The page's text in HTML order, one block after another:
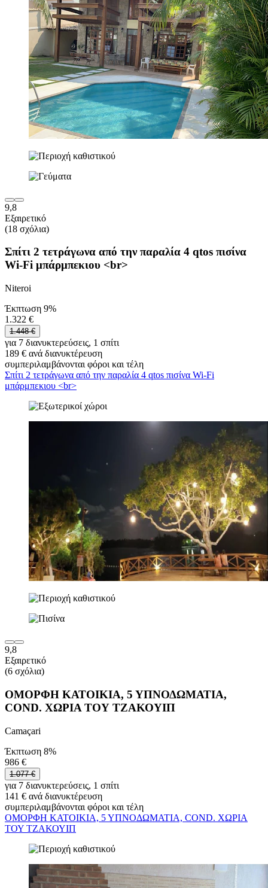
9,8
Εξαιρετικό
(18 σχόλια)
Σπίτι 2 τετράγωνα από την παραλία 4 qtos πισίνα
Wi-Fi μπάρμπεκιου <br>
Niteroi
Έκπτωση 9%
1.322 €
1.448 €
για 7 διανυκτερεύσεις, 1 σπίτι
189 € ανά διανυκτέρευση
συμπεριλαμβάνονται φόροι και τέλη
Σπίτι 2 τετράγωνα από την παραλία 4 qtos πισίνα Wi-Fi
μπάρμπεκιου <br>
9,8
Εξαιρετικό
(6 σχόλια)
ΟΜΟΡΦΗ ΚΑΤΟΙΚΙΑ, 5 ΥΠΝΟΔΩΜΑΤΙΑ,
COND. ΧΩΡΙΑ ΤΟΥ ΤΖΑΚΟΥΙΠ
Camaçari
Έκπτωση 8%
986 €
1.077 €
για 7 διανυκτερεύσεις, 1 σπίτι
141 € ανά διανυκτέρευση
συμπεριλαμβάνονται φόροι και τέλη
ΟΜΟΡΦΗ ΚΑΤΟΙΚΙΑ, 5 ΥΠΝΟΔΩΜΑΤΙΑ, COND. ΧΩΡΙΑ
ΤΟΥ ΤΖΑΚΟΥΙΠ